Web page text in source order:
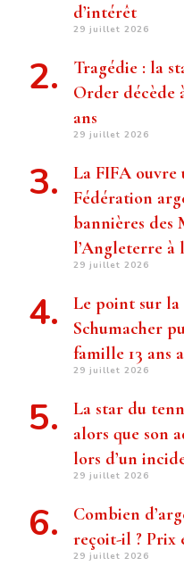
d’intérêt
29 juillet 2026
Tragédie : la
Order décède
ans
29 juillet 2026
La FIFA
Fédération
bannières des
l’Angleterre à
29 juillet 2026
Le point sur la
Schumacher
famille 13 ans
29 juillet 2026
La star du
alors que son
lors d’un
29 juillet 2026
Combien
reçoit-il ? Prix
29 juillet 2026